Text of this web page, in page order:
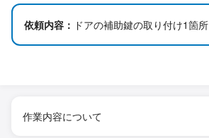
依頼内容： ドアの補助鍵の取り付け1箇所
作業内容について